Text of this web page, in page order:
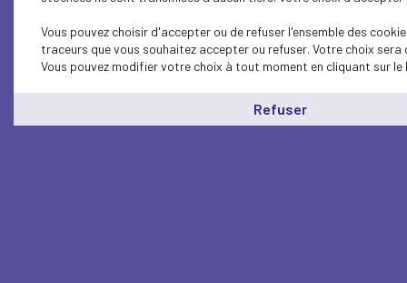
Vous pouvez choisir d'accepter ou de refuser l'ensemble des
traceurs que vous souhaitez accepter ou refuser. Votre choix
Vous pouvez modifier votre choix à tout moment en cliquant sur le
Refuser